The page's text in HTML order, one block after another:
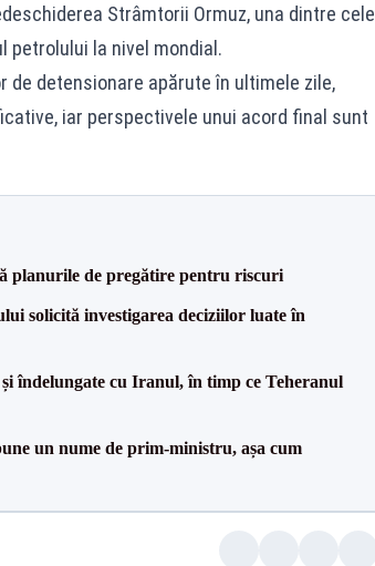
Strâmtorii Ormuz, una dintre cele
la nivel mondial.
de detensionare apărute în ultimele zile,
iar perspectivele unui acord final sunt
planurile de pregătire pentru riscuri
solicită investigarea deciziilor luate în
îndelungate cu Iranul, în timp ce Teheranul
un nume de prim-ministru, așa cum